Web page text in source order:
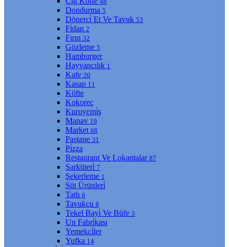
Dondurma 5
Dönerci̇ Et Ve Tavuk 53
Fi̇dan 2
Fırın 32
Gözleme 5
Hamburger
Hayvancılık 1
Kafe 20
Kasap 11
Köfte
Kokoreç
Kuruyemi̇ş
Manav 19
Market 68
Pastane 31
Pi̇zza
Restaurant Ve Lokantalar 87
Şarküteri̇ 7
Şekerleme 1
Süt Ürünleri̇
Tatlı 6
Tavukçu 8
Tekel Bayi̇ Ve Büfe 3
Un Fabri̇kası
Yemekçi̇ler
Yufka 14